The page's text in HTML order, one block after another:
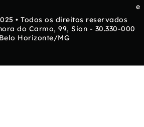
e
• Todos os direitos reservados
do Carmo, 99, Sion - 30.330-000
Horizonte/MG